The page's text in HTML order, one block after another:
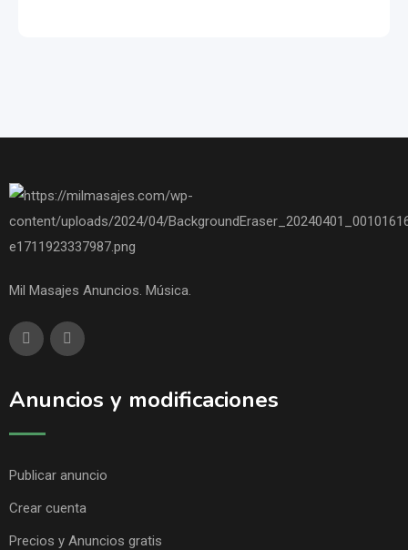
Mil Masajes Anuncios. Música.
Anuncios y modificaciones
Publicar anuncio
Crear cuenta
Precios y Anuncios gratis